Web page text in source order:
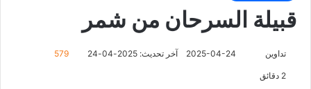
قبيلة السرحان من شمر
تداوين 2025-04-24 آخر تحديث: 2025-04-24 579